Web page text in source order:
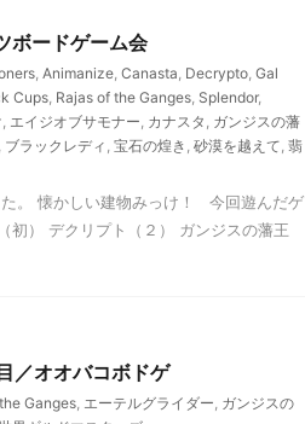
ードゲーム会
, Animanize, Canasta, Decrypto, Gal
Cups, Rajas of the Ganges, Splendor,
, エイジオブサモナー, カナスタ , ガンジスの藩
, ブラックレディ , 宝石の煌き , 砂漠を越えて, 翡
。 懐かしい建物みっけ！ 今回遊んだゲ
初） デクリプト（２） ガンジスの藩王
オオバコボドゲ
Ganges, エーテルグライダー, ガンジスの